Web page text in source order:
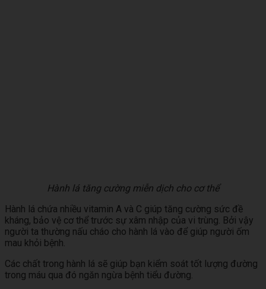
Hành lá tăng cường miễn dịch cho cơ thể
Hành lá chứa nhiều vitamin A và C giúp tăng cường sức đề
kháng, bảo vệ cơ thể trước sự xâm nhập của vi trùng. Bởi vậy
người ta thường nấu cháo cho hành lá vào để giúp người ốm
mau khỏi bệnh.
Các chất trong hành lá sẽ giúp bạn kiểm soát tốt lượng đường
trong máu qua đó ngăn ngừa bệnh tiểu đường.